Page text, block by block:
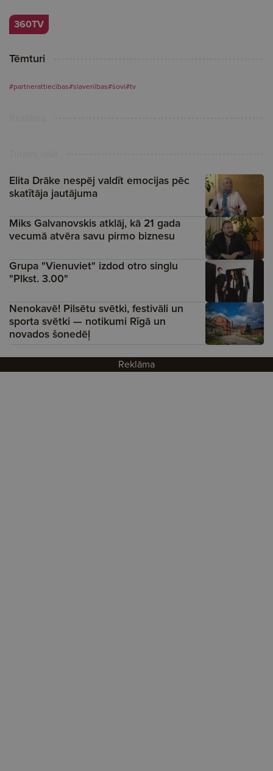
360TV
Tēmturi
#partnerattiecības#slavenības#šovi#tv
Elita Drāke nespēj valdīt emocijas pēc
skatītāja jautājuma
Miks Galvanovskis atklāj, kā 21 gada
vecumā atvēra savu pirmo biznesu
Grupa "Vienuviet" izdod otro singlu
"Plkst. 3.00"
Nenokavē! Pilsētu svētki, festivāli un
sporta svētki — notikumi Rīgā un
novados šonedēļ
Reklāma